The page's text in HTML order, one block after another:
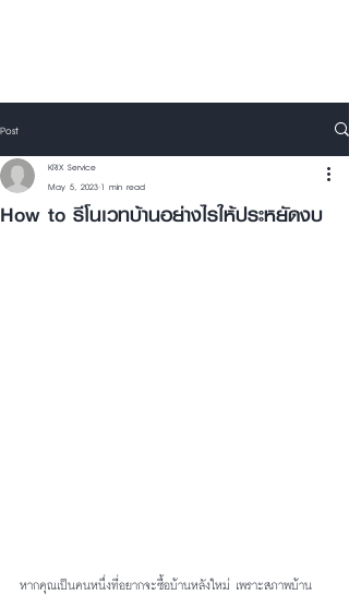
Post
How to รีโนเวทบ้านอย่างไรให้ประหยัดงบ
KRIX Service
May 5, 2023 1 min read
หากคุณเป็นคนหนึ่งที่อยากจะซื้อบ้านหลังใหม่ เพราะสภาพบ้าน